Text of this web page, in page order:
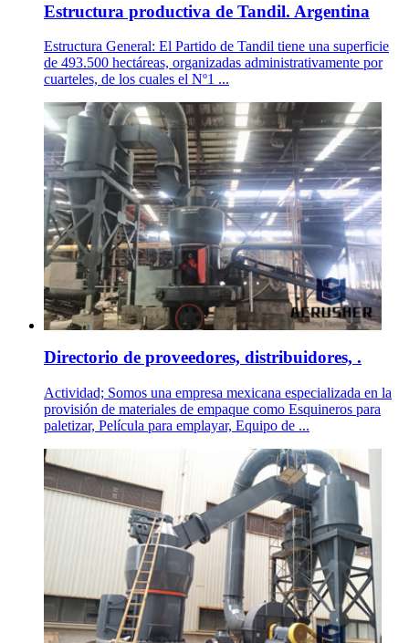
Estructura productiva de Tandil. Argentina
Estructura General: El Partido de Tandil tiene una superficie
de 493.500 hectáreas, organizadas administrativamente por
cuarteles, de los cuales el Nº1 ...
Directorio de proveedores, distribuidores, .
Actividad; Somos una empresa mexicana especializada en la
provisión de materiales de empaque como Esquineros para
paletizar, Película para emplayar, Equipo de ...